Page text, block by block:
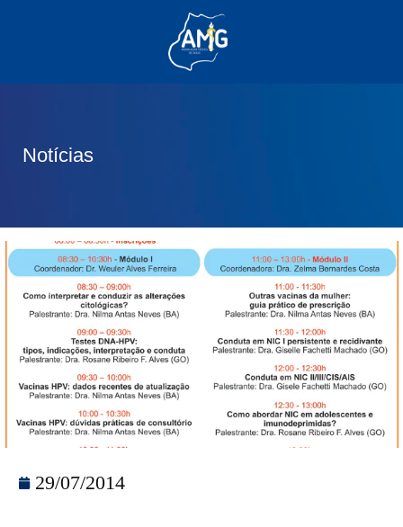
Notícias
29/07/2014